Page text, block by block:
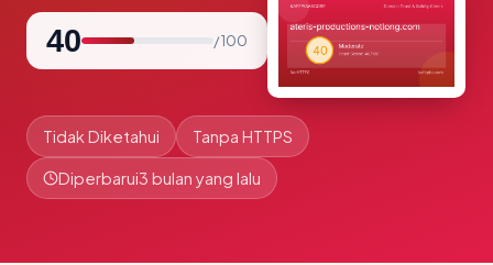
40 / 100
Tidak Diketahui Tanpa HTTPS
Diperbarui3 bulan yang lalu